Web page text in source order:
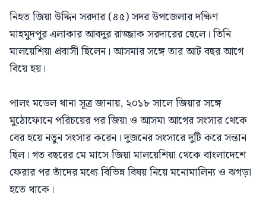
নিহত জিয়া উদ্দিন সরদার (৪৫) সদর উপজেলার দক্ষিণ
মাহমুদপুর এলাকার আবদুর রাজ্জাক সরদারের ছেলে। তিনি
মালয়েশিয়া প্রবাসী ছিলেন। আসমার সঙ্গে তার আট বছর আগে
বিয়ে হয়।
পালং মডেল থানা সূত্র জানায়, ২০১৮ সালে জিয়ার সঙ্গে
মুঠোফোনে পরিচয়ের পর জিয়া ও আসমা আগের সংসার থেকে
বের হয়ে নতুন সংসার করেন। দুজনের সংসারে দুটি করে সন্তান
ছিল। গত বছরের মে মাসে জিয়া মালয়েশিয়া থেকে বাংলাদেশে
ফেরার পর তাঁদের মধ্যে বিভিন্ন বিষয় নিয়ে মনোমালিন্য ও ঝগড়া
হতে থাকে।